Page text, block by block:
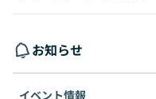
お知らせ
イベント情報